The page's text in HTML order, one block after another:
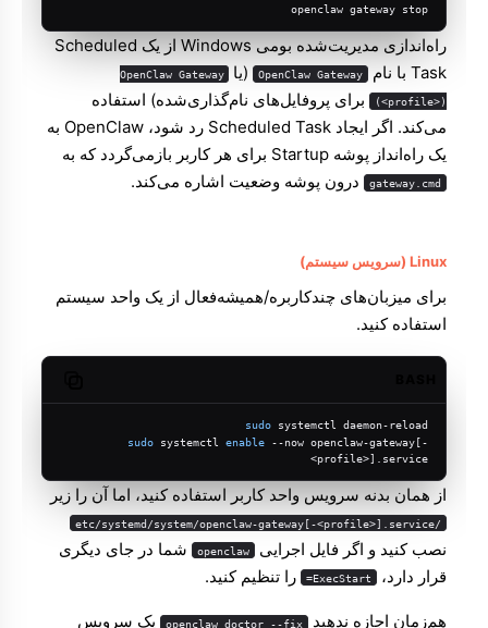
openclaw gateway stop
راه‌اندازی مدیریت‌شده بومی Windows از یک Scheduled
Task با نام
OpenClaw Gateway (یا OpenClaw Gateway
(<profile>) برای پروفایل‌های نام‌گذاری‌شده) استفاده
می‌کند. اگر ایجاد Scheduled Task رد شود، OpenClaw به
یک راه‌انداز پوشه Startup برای هر کاربر بازمی‌گردد که به
gateway.cmd درون پوشه وضعیت اشاره می‌کند.
Linux (سرویس سیستم)
برای میزبان‌های چندکاربره/همیشه‌فعال از یک واحد سیستم
استفاده کنید.
sudo systemctl daemon-reload
sudo systemctl enable --now openclaw-gateway[-
<profile>].service
از همان بدنه سرویس واحد کاربر استفاده کنید، اما آن را زیر
/etc/systemd/system/openclaw-gateway[-<profile>].service
نصب کنید و اگر فایل اجرایی openclaw شما در جای دیگری
قرار دارد،
ExecStart= را تنظیم کنید.
هم‌زمان اجازه ندهید openclaw doctor --fix یک سرویس